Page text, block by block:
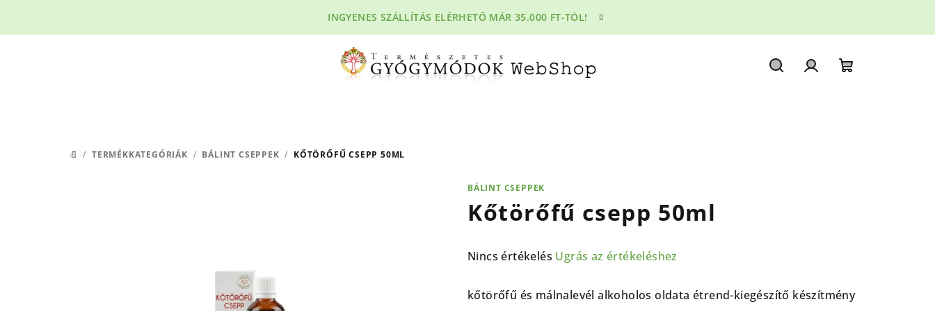
INGYENES SZÁLLÍTÁS ELÉRHETŐ MÁR 35.000 FT-TÓL!
KEZDŐLAP
/ TERMÉKKATEGÓRIÁK / BÁLINT CSEPPEK / KŐTÖRŐFŰ CSEPP 50ML
BÁLINT CSEPPEK
Kőtörőfű csepp 50ml
A
átlagos
Nincs értékelés Ugrás az értékeléshez
kőtörőfű és málnalevél alkoholos oldata étrend-kiegészítő készítmény